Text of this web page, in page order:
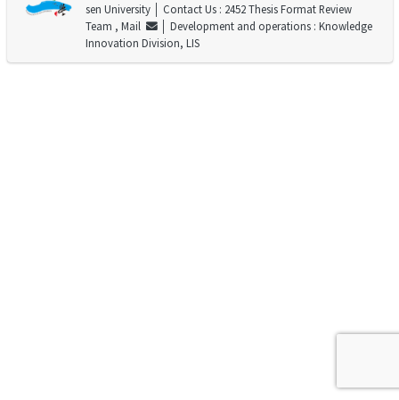
sen University│ Contact Us : 2452 Thesis Format Review
Team , Mail
│ Development and operations : Knowledge
Innovation Division, LIS